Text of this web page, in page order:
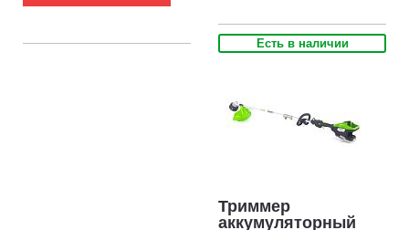
Есть в наличии
Триммер
аккумуляторный